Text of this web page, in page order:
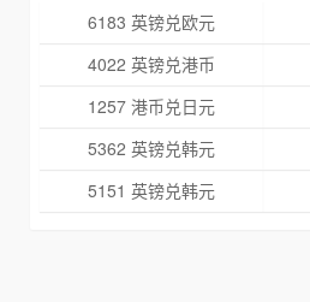
6183 英镑兑欧元
4022 英镑兑港币
1257 港币兑日元
5362 英镑兑韩元
5151 英镑兑韩元